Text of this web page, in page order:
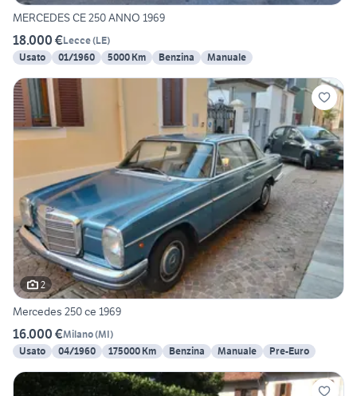
MERCEDES CE 250 ANNO 1969
18.000 €Lecce(LE)
Usato
01/1960 5000 Km Benzina Manuale
2
Mercedes 250 ce 1969
16.000 €Milano(MI)
Usato
04/1960 175000 Km Benzina Manuale Pre-Euro